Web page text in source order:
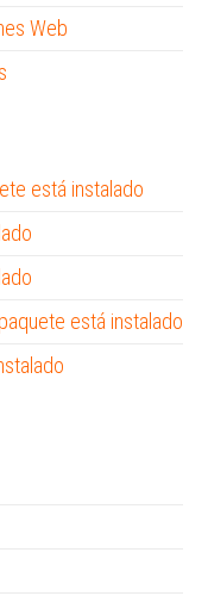
Web
está instalado
está instalado